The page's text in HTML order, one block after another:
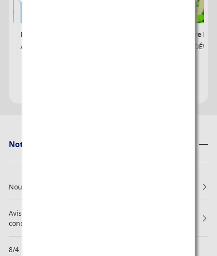
Lettre d'information ANA
Adhérer ici
ANA Future
ANA et le
Notes d'ANA
Nouvelles conditions de réservation et d'embarquement
Avis concernant les modifications apportées aux
conditions générales ANA Mileage Club
8/4